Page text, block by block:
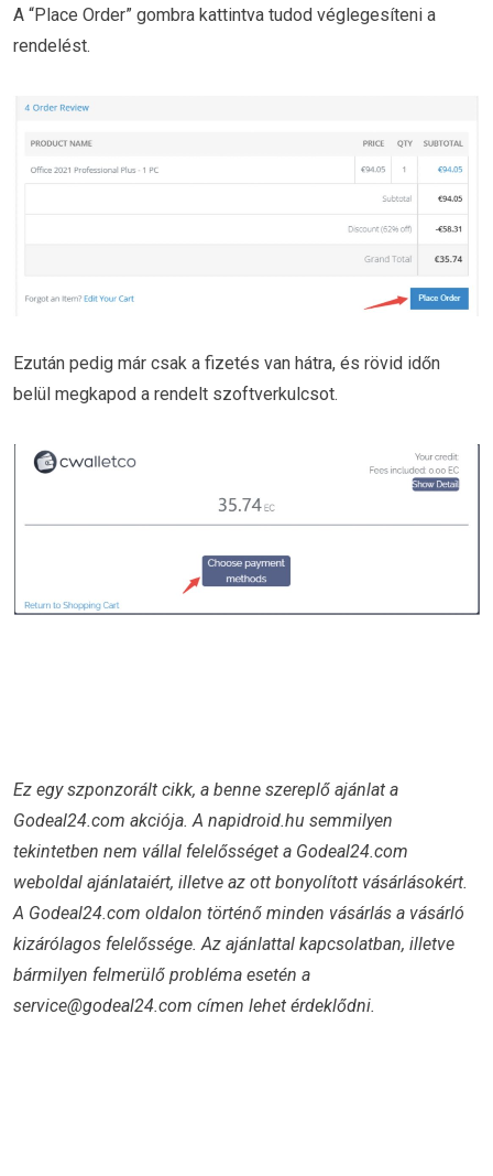
A “Place Order” gombra kattintva tudod véglegesíteni a
rendelést.
Ezután pedig már csak a fizetés van hátra, és rövid időn
belül megkapod a rendelt szoftverkulcsot.
Ez egy szponzorált cikk, a benne szereplő ajánlat a
Godeal24.com akciója. A napidroid.hu semmilyen
tekintetben nem vállal felelősséget a Godeal24.com
weboldal ajánlataiért, illetve az ott bonyolított vásárlásokért.
A Godeal24.com oldalon történő minden vásárlás a vásárló
kizárólagos felelőssége. Az ajánlattal kapcsolatban, illetve
bármilyen felmerülő probléma esetén a
service@godeal24.com címen lehet érdeklődni.